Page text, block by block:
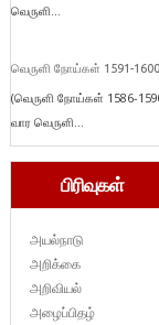
வெருளி...
வெருளி நோய்கள் 1591-
(வெருளி நோய்கள் 1586-
வார வெருளி...
பிரிவுகள்
அயல்நாடு
அறிக்கை
அறிவியல்
அழைப்பிதழ்